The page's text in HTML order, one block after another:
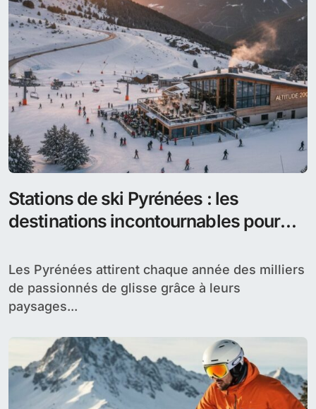
Stations de ski Pyrénées : les
destinations incontournables pour
Les Pyrénées attirent chaque année des milliers
de passionnés de glisse grâce à leurs
paysages...